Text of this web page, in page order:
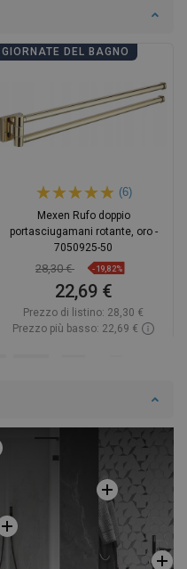
GIORNATE DEL BAGNO
(6)
Mexen Rufo doppio
portasciugamani rotante, oro -
7050925-50
28,30 € -19,82%
22,69 €
Prezzo di listino: 28,30 €
Prezzo più basso: 22,69 €